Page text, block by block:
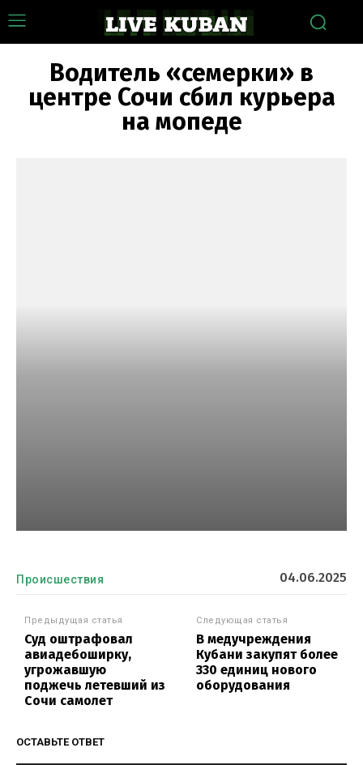
Водитель «семерки» в
центре Сочи сбил курьера
на мопеде
Происшествия 04.06.2025
Предыдущая статья
Суд оштрафовал
авиадебоширку,
угрожавшую
поджечь летевший из
Сочи самолет
Следующая статья
В медучреждения
Кубани закупят более
330 единиц нового
оборудования
ОСТАВЬТЕ ОТВЕТ